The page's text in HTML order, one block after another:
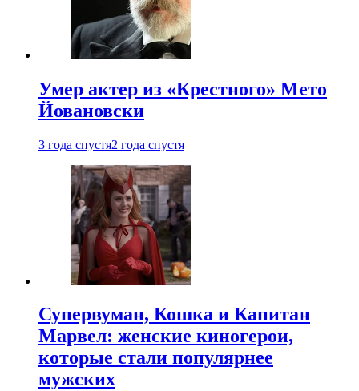
Умер актер из «Крестного» Мето
Йовановски
3 года спустя2 года спустя
Супервуман, Кошка и Капитан
Марвел: женские киногерои,
которые стали популярнее
мужских